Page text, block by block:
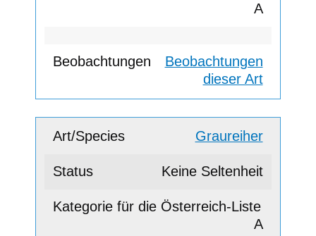
A
Beobachtungen
dieser Art
Graureiher
Keine Seltenheit
A